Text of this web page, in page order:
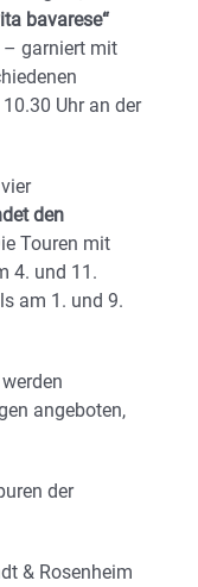
bavarese“
– garniert mit
Uhr an der
den
Touren mit
4. und 11.
am 1. und 9.
angeboten,
der
& Rosenheim